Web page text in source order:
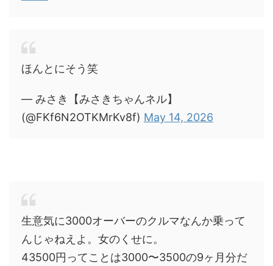
ほんとにそう笑
— みさき【みさきちゃんネル】
(@FKf6N2OTKMrKv8f) May 14, 2026
生意気に3000オーバーのクルマなんか乗って
んじゃねえよ。女のくせに。
43500円ってことは3000〜3500の9ヶ月分だ